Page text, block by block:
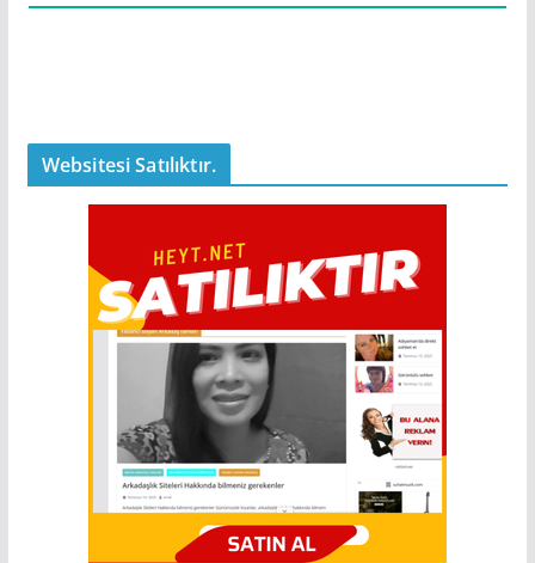
Websitesi Satılıktır.